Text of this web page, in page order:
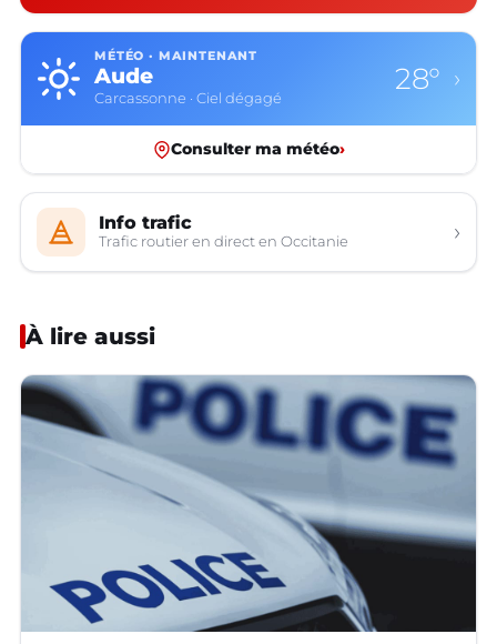
MÉTÉO · MAINTENANT
Aude
Carcassonne · Ciel dégagé
28° ›
Consulter ma météo›
Info trafic
Trafic routier en direct en Occitanie ›
À lire aussi